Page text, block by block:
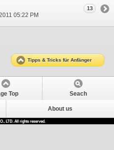
05:22 PM
13
Tipps & Tricks für Anfänger
Top Seach
About us
LTD. All rights reserved.